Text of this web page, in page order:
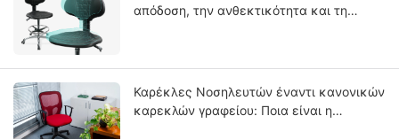
απόδοση, την ανθεκτικότητα και τη
πολυουρεθάνης PU
Καρέκλες Νοσηλευτών έναντι κανονικών
καρεκλών γραφείου: Ποια είναι η